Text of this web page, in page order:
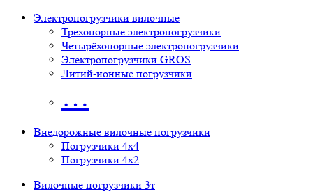
Электропогрузчики вилочные
Трехопорные электропогрузчики
Четырёхопорные электропогрузчики
Электропогрузчики GROS
Литий-ионные погрузчики
…
Внедорожные вилочные погрузчики
Погрузчики 4х4
Погрузчики 4х2
Вилочные погрузчики 3т